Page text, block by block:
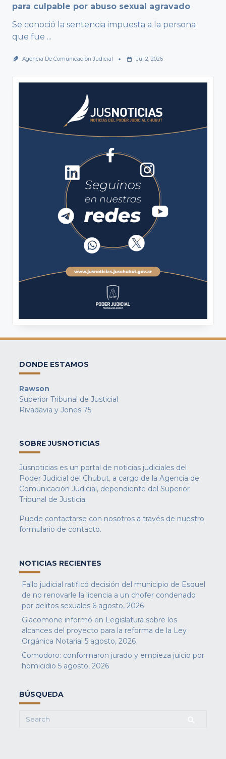
para culpable por abuso sexual agravado
Se conoció la sentencia impuesta a la persona
que fue ...
Agencia De Comunicación Judicial Jul 2, 2026
DONDE ESTAMOS
Rawson
Superior Tribunal de Justicial
Rivadavia y Jones 75
SOBRE JUSNOTICIAS
Jusnoticias es un portal de noticias judiciales del
Poder Judicial del Chubut, a cargo de la Agencia de
Comunicación Judicial, dependiente del Superior
Tribunal de Justicia.
Puede contactarse con nosotros a través de nuestro
formulario de contacto.
NOTICIAS RECIENTES
Fallo judicial ratificó decisión del municipio de Esquel
de no renovarle la licencia a un chofer condenado
por delitos sexuales 6 agosto, 2026
Giacomone informó en Legislatura sobre los
alcances del proyecto para la reforma de la Ley
Orgánica Notarial 5 agosto, 2026
Comodoro: conformaron jurado y empieza juicio por
homicidio 5 agosto, 2026
BÚSQUEDA
Search